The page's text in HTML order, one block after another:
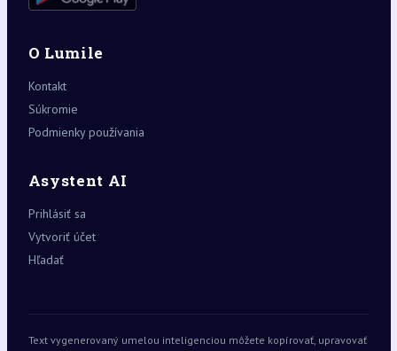
O Lumile
Kontakt
Súkromie
Podmienky používania
Asystent AI
Prihlásiť sa
Vytvoriť účet
Hľadať
Text vygenerovaný umelou inteligenciou môžete kopírovať, upravovať